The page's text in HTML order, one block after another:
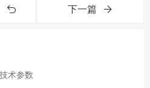
下一篇
术参数